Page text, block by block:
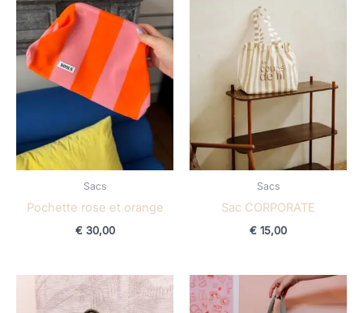
Sacs
Pochette rose et orange
€30,00
Sacs
Sac CORPORATE
€ 15,00